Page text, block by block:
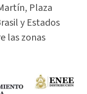
Plaza
y Estados
las zonas